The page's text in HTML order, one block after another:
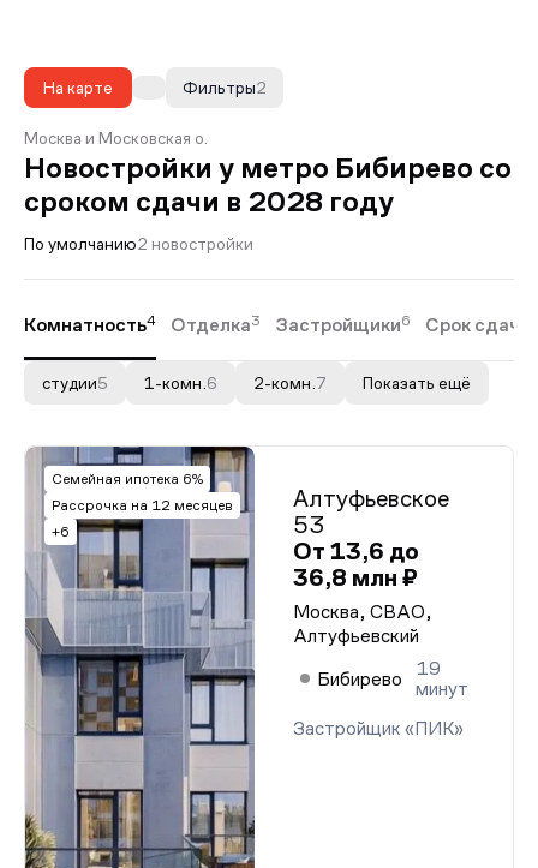
На карте 2
Фильтры
Москва и Московская о.
Новостройки у метро Бибирево со
сроком сдачи в 2028 году
По умолчанию2 новостройки
Комнатность4 Отделка3 Застройщики6 Срок сдачи
студии5 1-комн. 6 2-комн. 7 Показать ещё
Семейная ипотека 6%
Рассрочка на 12 месяцев
+6
Алтуфьевское
53
От 13,6 до
36,8 млн ₽
Москва, СВАО,
Алтуфьевский
Бибирево
19
минут
Застройщик «ПИК»